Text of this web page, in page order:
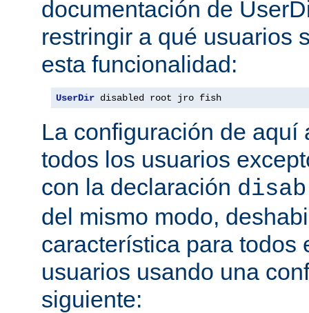
documentación de
restringir a qué usuarios
esta funcionalidad:
UserDir disabled root jro fish
La configuración de aquí
todos los usuarios
con la declaración
del mismo modo,
característica para todos
usuarios usando una
siguiente: